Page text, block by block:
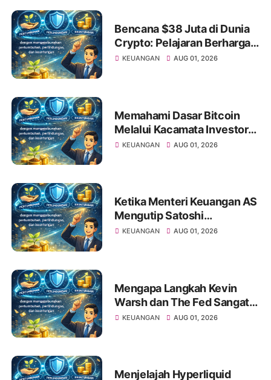
Bencana $38 Juta di Dunia
Crypto: Pelajaran Berharga
bagi Investor Saham Pemula
KEUANGAN AUG 01, 2026
Memahami Dasar Bitcoin
Melalui Kacamata Investor
Saham
KEUANGAN AUG 01, 2026
Ketika Menteri Keuangan AS
Mengutip Satoshi
Nakamoto: Apa Artinya bagi
KEUANGAN AUG 01, 2026
Mengapa Langkah Kevin
Warsh dan The Fed Sangat
Penting Bagi Portofolio
KEUANGAN AUG 01, 2026
Menjelajah Hyperliquid